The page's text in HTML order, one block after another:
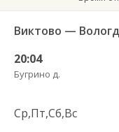
Виктово —
20:04
Бугрино д.
Ср,Пт,Сб,Вс